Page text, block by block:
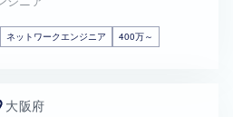
ネットワークエンジニア 400万～
大阪府